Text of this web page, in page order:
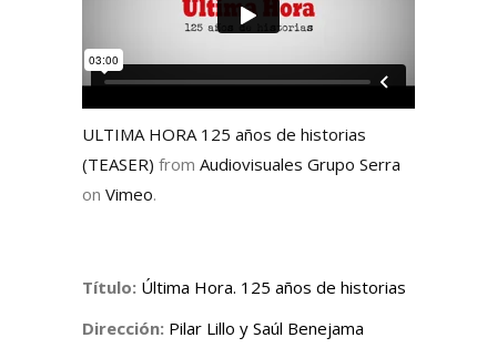
ULTIMA HORA 125 años de historias
(TEASER) from Audiovisuales Grupo Serra
on Vimeo.
Título: Última Hora. 125 años de historias
Dirección: Pilar Lillo y Saúl Benejama